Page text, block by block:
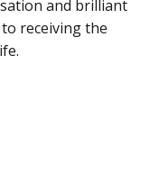
and brilliant
receiving the